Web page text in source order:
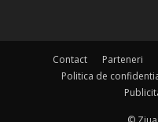
Contact Parteneri
Politica de